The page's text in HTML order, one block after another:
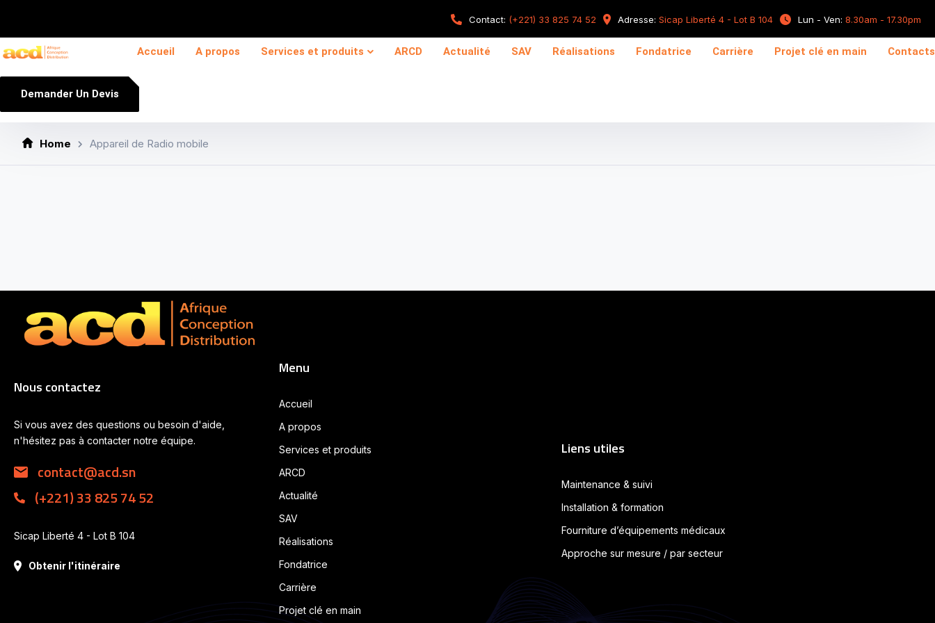
Contact: (+221) 33 825 74 52 Adresse: Sicap Liberté 4 - Lot B 104 Lun - Ven: 8.30am - 17.30pm
Accueil A propos Services et produits ARCD Actualité SAV Réalisations Fondatrice Carrière Projet clé en main Contacts
Demander Un Devis
Home Appareil de Radio mobile
Nous contactez
Si vous avez des questions ou besoin d'aide,
n'hésitez pas à contacter notre équipe.
contact@acd.sn
(+221) 33 825 74 52
Sicap Liberté 4 - Lot B 104
Obtenir l'itinéraire
Menu
Accueil
A propos
Services et produits
ARCD
Actualité
SAV
Réalisations
Fondatrice
Carrière
Projet clé en main
Liens utiles
Maintenance & suivi
Installation & formation
Fourniture d’équipements médicaux
Approche sur mesure / par secteur